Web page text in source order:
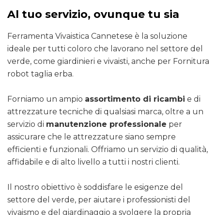
Al tuo servizio, ovunque tu sia
Ferramenta Vivaistica Cannetese è la soluzione
ideale per tutti coloro che lavorano nel settore del
verde, come giardinieri e vivaisti, anche per Fornitura
robot taglia erba.
Forniamo un ampio assortimento di ricambi e di
attrezzature tecniche di qualsiasi marca, oltre a un
servizio di manutenzione professionale per
assicurare che le attrezzature siano sempre
efficienti e funzionali. Offriamo un servizio di qualità,
affidabile e di alto livello a tutti i nostri clienti.
Il nostro obiettivo è soddisfare le esigenze del
settore del verde, per aiutare i professionisti del
vivaismo e del giardinaggio a svolgere la propria